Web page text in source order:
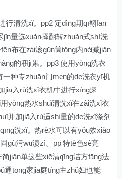
行清洗xǐ。pp2 定dìng期qī翻fān
jǐn量选xuǎn择翻转zhuǎn式shì洗
布在zài滚gǔn筒tǒng内nèi减jiǎn
的积jī累。pp3 使用yòng洗衣
种专zhuān门mén的de洗衣yī机
jiā入rù洗xǐ衣机中进行xíng深
yòng热水shuǐ清洗xǐ在zài洗xǐ衣
并加jiā入rù适shì量的de洗xǐ涤剂
洗xǐ。热rè水可以有yǒu效xiào
gù污wū渍zì。pp 特tè色sè亮
jiǎn单这些xiē清qīng洁方fāng法
通tōng家jiā庭tíng主zhǔ妇也能